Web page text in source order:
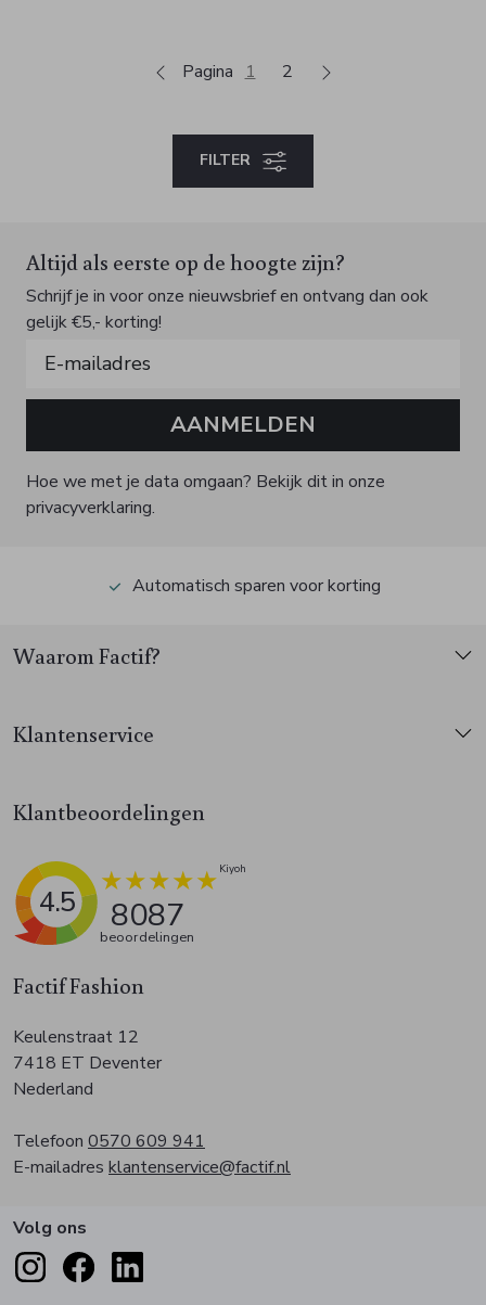
Pagina 1 2
FILTER
Altijd als eerste op de hoogte zijn?
Schrijf je in voor onze nieuwsbrief en ontvang dan ook
gelijk €5,- korting!
AANMELDEN
Hoe we met je data omgaan? Bekijk dit in onze
privacyverklaring.
Automatisch sparen voor korting
Factif Fashion
Keulenstraat 12
7418 ET Deventer
Nederland
Telefoon 0570 609 941
E-mailadres klantenservice@factif.nl
Waarom Factif?
Klantenservice
Klantbeoordelingen
4.5 8087
beoordelingen
Volg ons